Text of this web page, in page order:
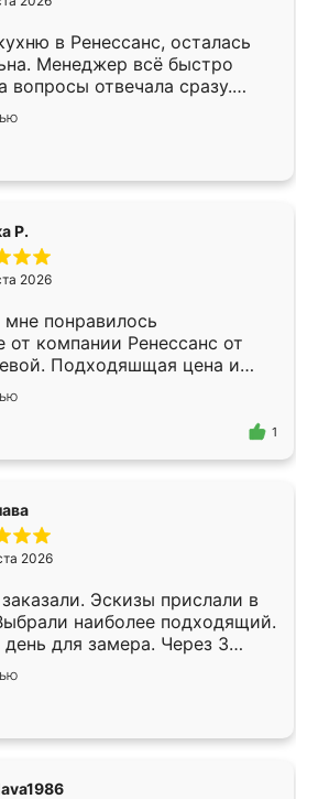
только здесь.
в Ренессанс, осталась
Менеджер всё быстро
вопросы отвечала сразу.
в субботу, подошёл к
ответственностью. Собрали
работали аккуратно, даже
Р.
2026
понравилось
от компании Ренессанс от
Подходяшщая цена и
изготовления. Приехавший
Владислав
моему эскизу самый
1
2026
Эскизы прислали в
наиболее подходящий.
день для замера. Через 3
была уже готова. Остались
Спасибо Ренессанс
работу!